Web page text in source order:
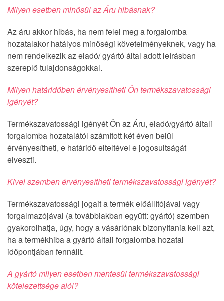
Milyen esetben minősül az Áru hibásnak?
Az áru akkor hibás, ha nem felel meg a forgalomba
hozatalakor hatályos minőségi követelményeknek, vagy ha
nem rendelkezik az eladó/ gyártó által adott leírásban
szereplő tulajdonságokkal.
Milyen határidőben érvényesítheti Ön termékszavatossági
igényét?
Termékszavatossági igényét Ön az Áru, eladó/gyártó általi
forgalomba hozatalától számított két éven belül
érvényesítheti, e határidő elteltével e jogosultságát
elveszti.
Kivel szemben érvényesítheti termékszavatossági igényét?
Termékszavatossági jogait a termék előállítójával vagy
forgalmazójával (a továbbiakban együtt: gyártó) szemben
gyakorolhatja, úgy, hogy a vásárlónak bizonyítania kell azt,
ha a termékhiba a gyártó általi forgalomba hozatal
időpontjában fennállt.
A gyártó milyen esetben mentesül termékszavatossági
kötelezettsége alól?